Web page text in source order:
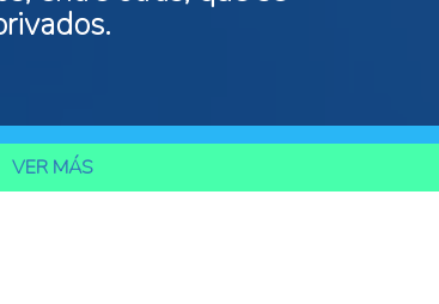
MILLONES DE PERSONAS DEBERÁN SER
VER MÁS